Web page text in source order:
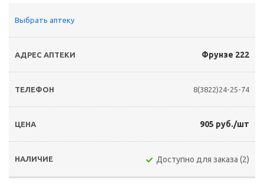
Выбрать аптеку
Фрунзе 222
8(3822)24-25-74
905 руб./шт
Доступно для заказа (2)